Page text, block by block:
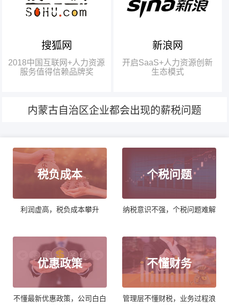
搜狐网
2018中国互联网+人力资源
服务值得信赖品牌奖
瑞方人力获得人力资源行业唯
一奖项——“2018中国互联网+人
力资源服务值得信赖品牌奖”
新浪网
开启SaaS+人力资源创新
生态模式
内蒙古自治区企业都会出现的薪税问题
税负成本
利润虚高，税负成本攀升
个税问题
纳税意识不强，个税问题难解
优惠政策
不懂最新优惠政策，公司白白
不懂财务
管理层不懂财税，业务过程浪